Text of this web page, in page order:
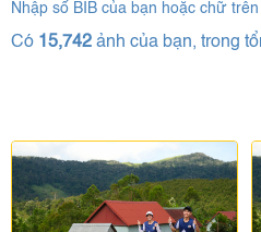
Nhập số BIB của bạn hoặc chữ
Có 15,742 ảnh của bạn, trong